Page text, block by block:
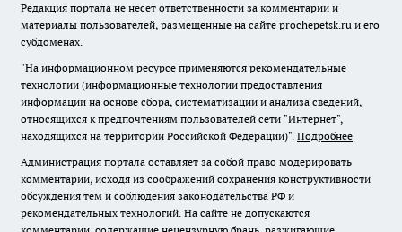
Редакция портала не несет ответственности за комментарии и
материалы пользователей, размещенные на сайте prochepetsk.ru и его
субдоменах.
"На информационном ресурсе применяются рекомендательные
технологии (информационные технологии предоставления
информации на основе сбора, систематизации и анализа сведений,
относящихся к предпочтениям пользователей сети "Интернет",
находящихся на территории Российской Федерации)". Подробнее
Администрация портала оставляет за собой право модерировать
комментарии, исходя из соображений сохранения конструктивности
обсуждения тем и соблюдения законодательства РФ и
рекомендательных технологий. На сайте не допускаются